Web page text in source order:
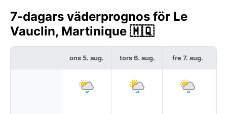
7-dagars väderprognos för Le
Vauclin, Martinique 🇲🇶
ons 5. aug. tors 6. aug. fre 7. aug.